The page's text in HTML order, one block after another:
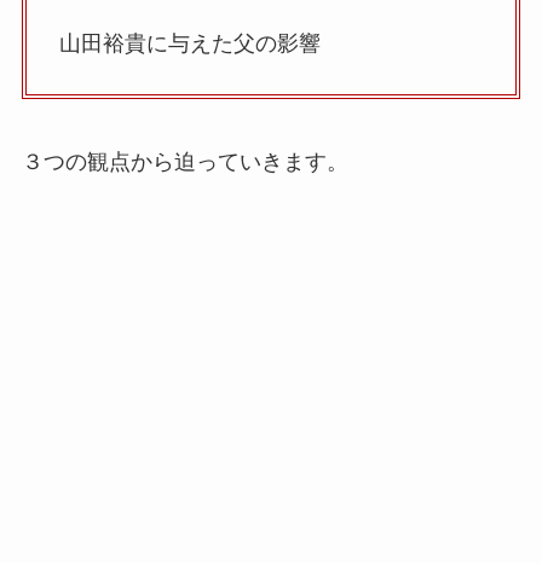
山田裕貴に与えた父の影響
３つの観点から迫っていきます。